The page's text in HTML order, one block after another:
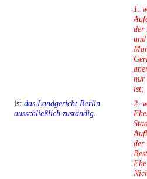
1.
der
nur
ist;
ist das Landgericht Berlin
ausschließlich zuständig.
2.
der